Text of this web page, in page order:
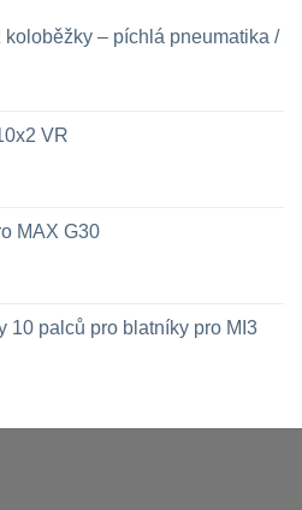
– píchlá pneumatika /
VR
MAX G30
10 palců pro blatníky pro MI3